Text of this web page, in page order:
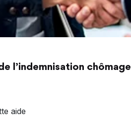
l’indemnisation chômage
aide